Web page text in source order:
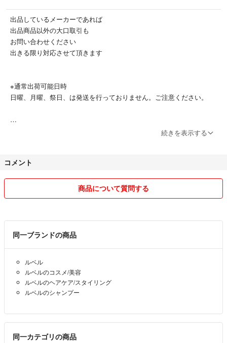
いつまでも輝く髪へ。
洗浄成分からこだわった
やさしい泡質のシャンプーと、
疎水化しながら気になる毛先を
ケアするトリートメントの
セットです。
⭐シャンプー(3種類)
リラックスメント：ドライ地肌をうるおい仕上げ
⭐トリートメント(2種類)
シルキーリペア：すべすべ軽やか
※注意※
商品が届きましたら
速やかに商品を確認頂き
受け取り評価を
お願い致します。
#イオシリーズ
出品しているメーカーであれば
出品商品以外の大口取引も
お問い合わせください
出きる限り対応させて頂きます
※通常出荷可能日時
日曜、月曜、祭日、は発送を行っておりません。ご注意ください。
大半は、当日もしくは翌日に
お問い合わせください。
※複数購入以外の値引き対応には
お答えできません。ご了承下さい
出来かねますのでご了承下さい
☆コメントによくある質問☆
手元に無い物は出品していないので
即購入で大丈夫です。
続きを表示する
コメント
商品について質問する
同一ブランドの商品
ルベル
ルベルのコスメ/美容
ルベルのヘアケア/スタイリング
ルベルのシャンプー
同一カテゴリの商品